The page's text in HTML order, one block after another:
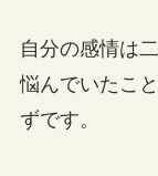
自分の感情は
悩んでいたこ
ずです。